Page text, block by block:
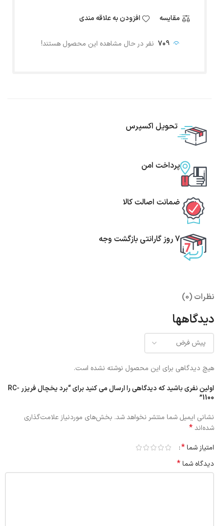
مقایسه افزودن به علاقه مندی
709 نفر در حال مشاهده این محصول هستند!
تحویل اکسپرس
پرداخت امن
ضمانت اصالت کالا
7 روز گارانتی بازگشت وجه
نظرات (0)
دیدگاهها
هیچ دیدگاهی برای این محصول نوشته نشده است.
اولین نفری باشید که دیدگاهی را ارسال می کنید برای “برد یخچال فریزر RC-
1100”
نشانی ایمیل شما منتشر نخواهد شد. بخش‌های موردنیاز علامت‌گذاری
شده‌اند*
امتیاز شما*
دیدگاه شما*